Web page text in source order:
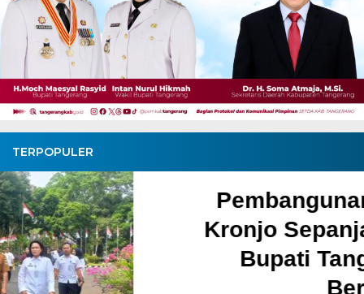
TERPOPULER
Pembangunan Jalan Ceplak–
Kronjo Sepanjang 11 Kilometer,
Bupati Tangerang: Awasi